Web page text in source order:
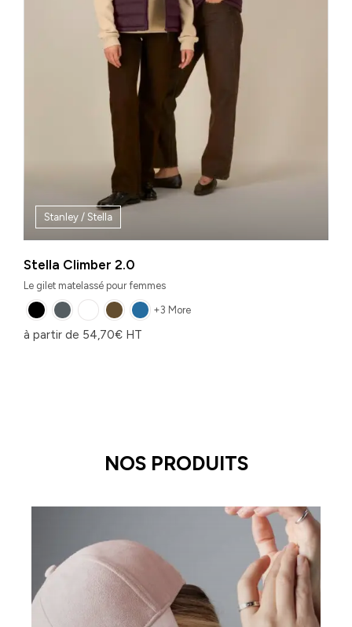
Stanley / Stella
Stella Climber 2.0
Le gilet matelassé pour femmes
+3 More
à partir de 54,70€ HT
NOS PRODUITS